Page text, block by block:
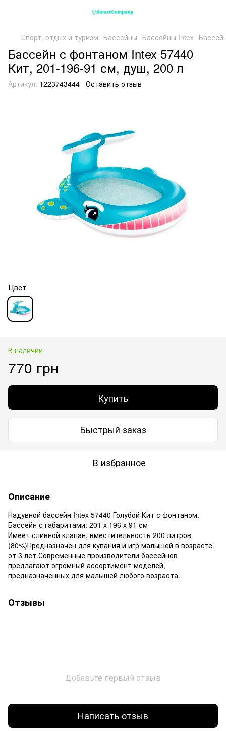
Спорт, отдых и туризм Бассейны Бассейны Intex
Бассейн с фонтаном Intex 57440
Кит, 201-196-91 см, душ, 200 л
Артикул: 1223743444 Оставить отзыв
Цвет
В наличии
770 грн
Купить
Быстрый заказ
В избранное
Описание
Надувной бассейн Intex 57440 Голубой Кит с фонтаном.
Бассейн с габаритами: 201 х 196 х 91 см
Имеет сливной клапан, вместительность 200 литров
(80%)Предназначен для купания и игр малышей в возрасте
от 3 лет.Современные производители бассейнов
предлагают огромный ассортимент моделей,
предназначенных для малышей любого возраста.
Отзывы
Добавьте первый отзыв
Написать отзыв